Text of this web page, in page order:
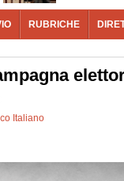
RUBRICHE
Italiano